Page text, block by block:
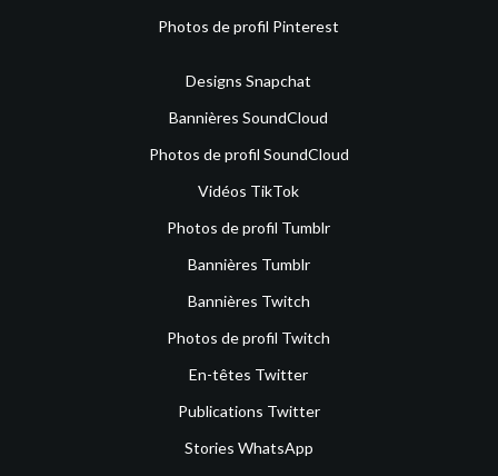
Photos de profil Pinterest
Designs Snapchat
Bannières SoundCloud
Photos de profil SoundCloud
Vidéos TikTok
Photos de profil Tumblr
Bannières Tumblr
Bannières Twitch
Photos de profil Twitch
En-têtes Twitter
Publications Twitter
Stories WhatsApp